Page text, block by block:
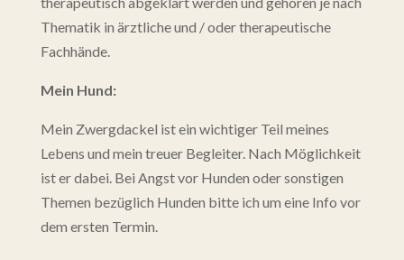
Thematik in ärztliche und / oder therapeutische
Fachhände.
Mein Hund:
Mein Zwergdackel ist ein wichtiger Teil meines
Lebens und mein treuer Begleiter. Nach Möglichkeit
ist er dabei. Bei Angst vor Hunden oder sonstigen
Themen bezüglich Hunden bitte ich um eine Info vor
dem ersten Termin.